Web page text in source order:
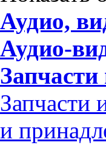
Аудио,
Аудио-
Запчасти
и